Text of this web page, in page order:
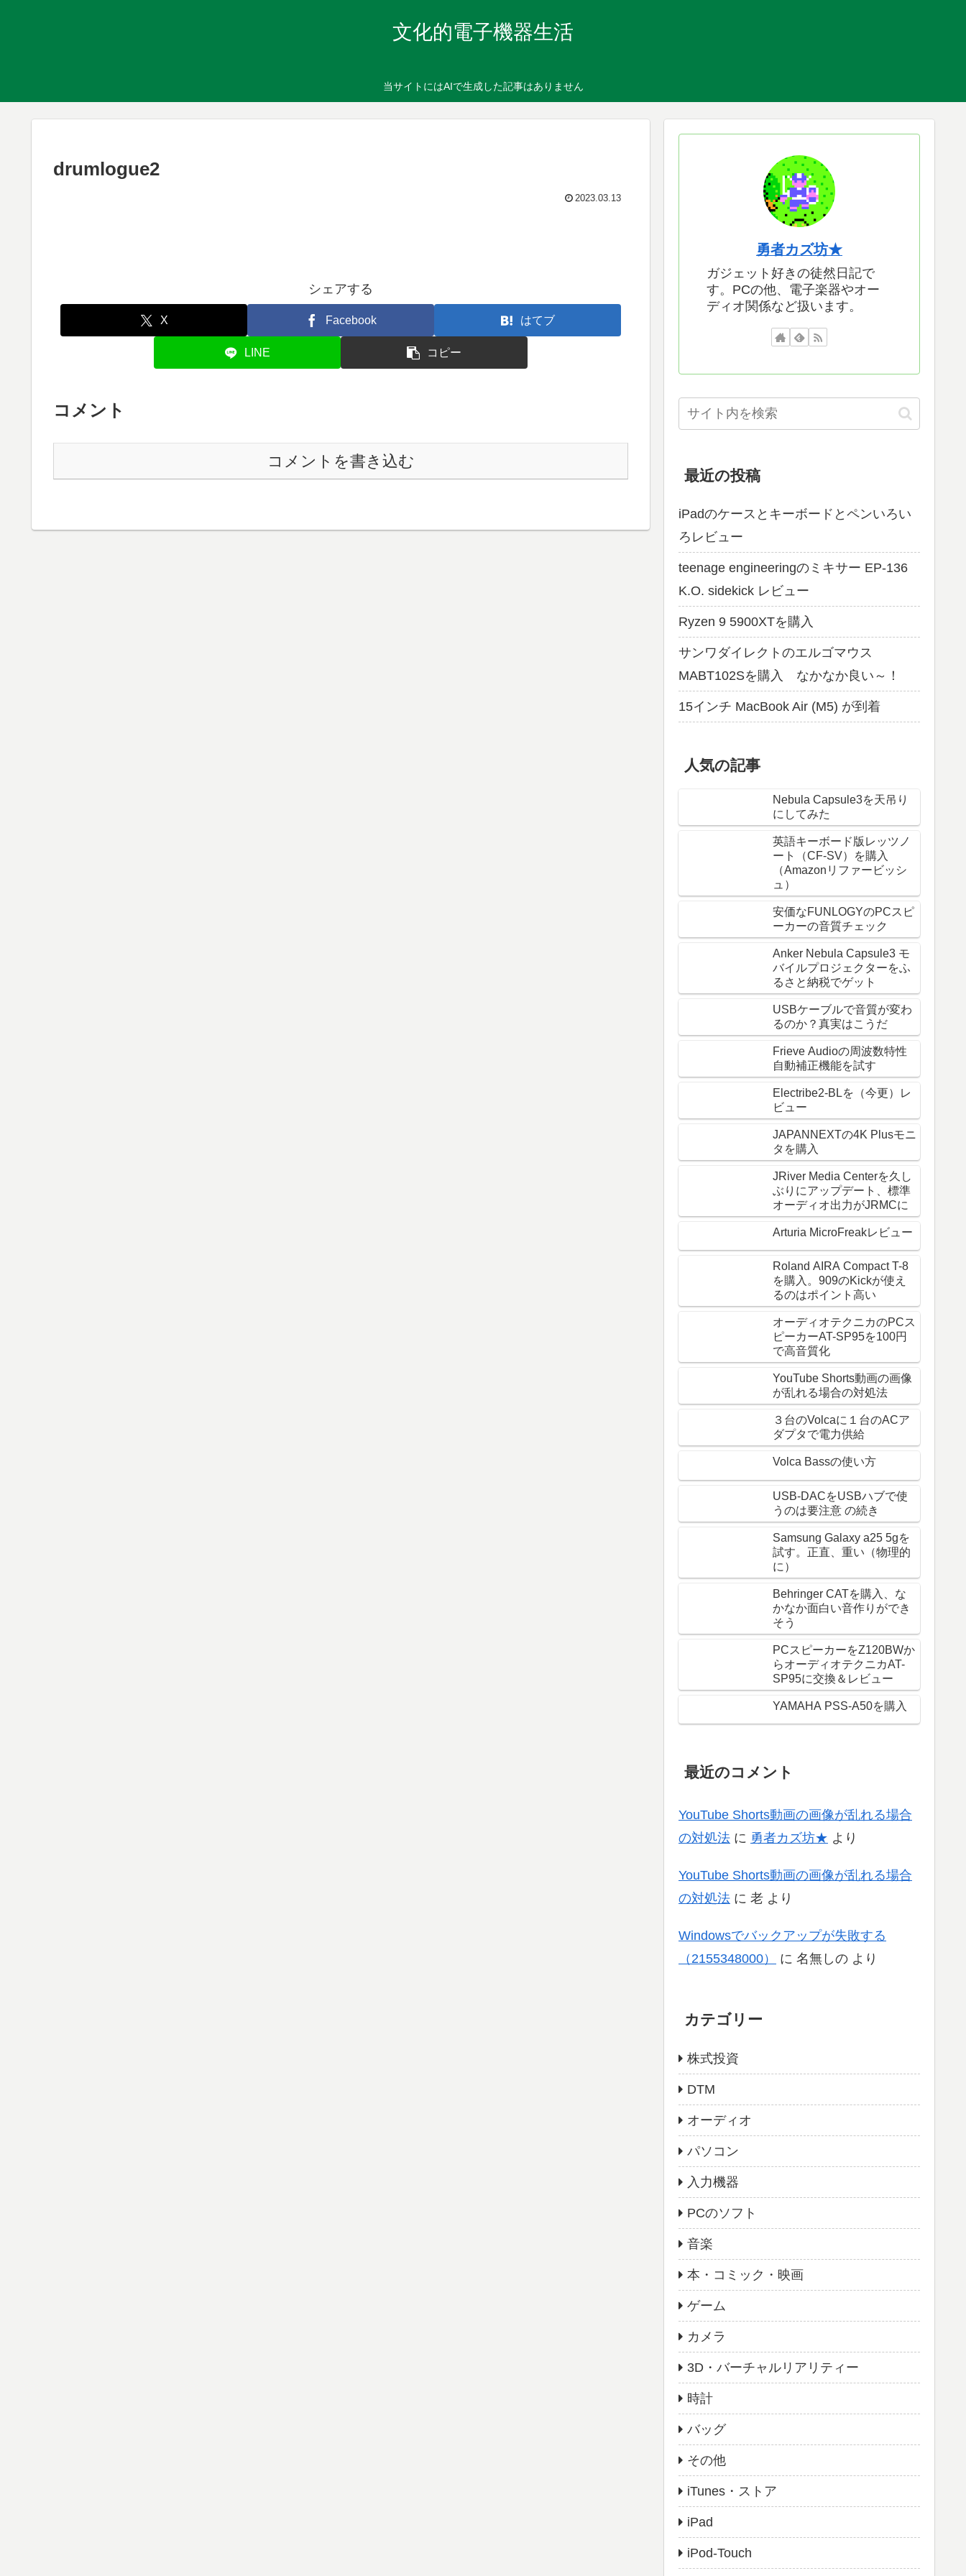
文化的電子機器生活
当サイトにはAIで生成した記事はありません
drumlogue2
2023.03.13
シェアする
X Facebook はてブ
LINE コピー
コメント
コメントを書き込む
勇者カズ坊★
ガジェット好きの徒然日記で
す。PCの他、電子楽器やオー
ディオ関係など扱います。
最近の投稿
iPadのケースとキーボードとペンいろい
ろレビュー
teenage engineeringのミキサー EP-136
K.O. sidekick レビュー
Ryzen 9 5900XTを購入
サンワダイレクトのエルゴマウス
MABT102Sを購入 なかなか良い～！
15インチ MacBook Air (M5) が到着
人気の記事
Nebula Capsule3を天吊り
にしてみた
英語キーボード版レッツノ
ート（CF-SV）を購入
（Amazonリファービッシ
ュ）
安価なFUNLOGYのPCスピ
ーカーの音質チェック
Anker Nebula Capsule3 モ
バイルプロジェクターをふ
るさと納税でゲット
USBケーブルで音質が変わ
るのか？真実はこうだ
Frieve Audioの周波数特性
自動補正機能を試す
Electribe2-BLを（今更）レ
ビュー
JAPANNEXTの4K Plusモニ
タを購入
JRiver Media Centerを久し
ぶりにアップデート、標準
オーディオ出力がJRMCに
Arturia MicroFreakレビュー
Roland AIRA Compact T-8
を購入。909のKickが使え
るのはポイント高い
オーディオテクニカのPCス
ピーカーAT-SP95を100円
で高音質化
YouTube Shorts動画の画像
が乱れる場合の対処法
３台のVolcaに１台のACア
ダプタで電力供給
Volca Bassの使い方
USB-DACをUSBハブで使
うのは要注意 の続き
Samsung Galaxy a25 5gを
試す。正直、重い（物理的
に）
Behringer CATを購入、な
かなか面白い音作りができ
そう
PCスピーカーをZ120BWか
らオーディオテクニカAT-
SP95に交換＆レビュー
YAMAHA PSS-A50を購入
最近のコメント
YouTube Shorts動画の画像が乱れる場合
の対処法 に 勇者カズ坊★ より
YouTube Shorts動画の画像が乱れる場合
の対処法 に 老 より
Windowsでバックアップが失敗する
（2155348000）
に 名無しの より
カテゴリー
株式投資
DTM
オーディオ
パソコン
入力機器
PCのソフト
音楽
本・コミック・映画
ゲーム
カメラ
3D・バーチャルリアリティー
時計
バッグ
その他
iTunes・ストア
iPad
iPod-Touch